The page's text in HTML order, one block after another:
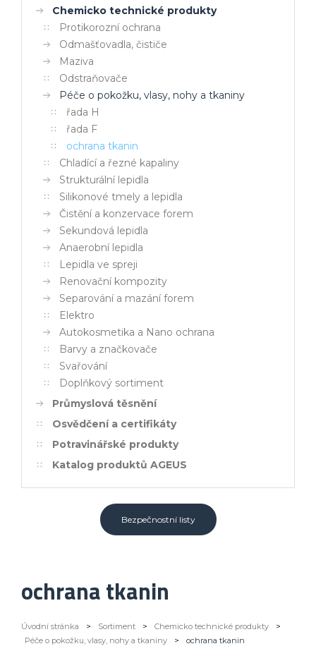
Chemicko technické produkty
Protikorozní ochrana
Odmašťovadla, čističe
Maziva
Odstraňovače
Péče o pokožku, vlasy, nohy a tkaniny
řada H
řada F
ochrana tkanin
Chladící a řezné kapaliny
Strukturální lepidla
Silikonové tmely a lepidla
Čistění a konzervace forem
Sekundová lepidla
Anaerobní lepidla
Lepidla ve spreji
Renovační kompozity
Separování a mazání forem
Elektro
Autokosmetika a Nano ochrana
Barvy a značkovače
Svařování
Doplňkový sortiment
Průmyslová těsnění
Osvědčení a certifikáty
Potravinářské produkty
Katalog produktů AGEUS
Bezpečnostní listy
ochrana tkanin
Úvodní stránka > Sortiment > Chemicko technické produkty
>
Péče o pokožku, vlasy, nohy a tkaniny
> ochrana tkanin